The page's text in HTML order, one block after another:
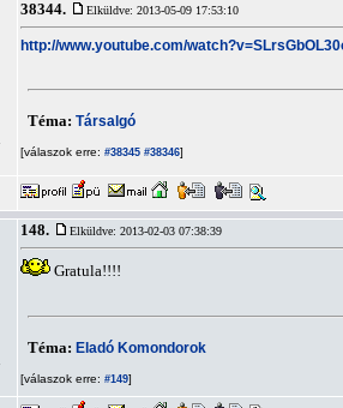
38344. Elküldve: 2013-05-09 17:53:10
http://www.youtube.com/
Téma: Társalgó
[válaszok erre: #38345 #38346]
148. Elküldve: 2013-02-03 07:38:39
Gratula!!!!
Téma: Eladó Komondorok
[válaszok erre: #149]